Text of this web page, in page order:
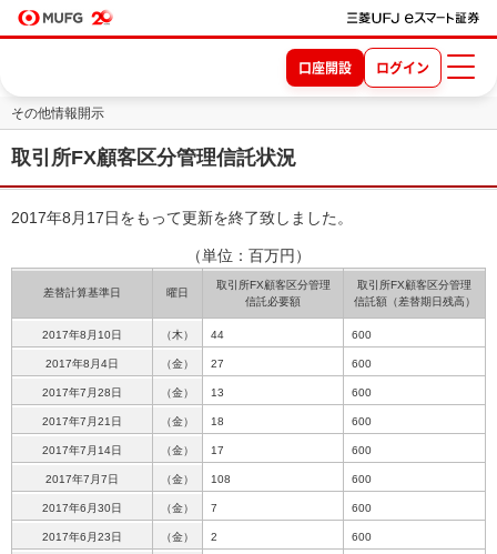
口座開設 ログイン
その他情報開示
取引所FX顧客区分管理信託状況
2017年8月17日をもって更新を終了致しました。
（単位：百万円）
差替計算基準日 曜日
取引所FX顧客区分管理
信託必要額
取引所FX顧客区分管理
信託額（差替期日残高）
2017年8月10日 （木） 44 600
2017年8月4日 （金） 27 600
2017年7月28日 （金） 13 600
2017年7月21日 （金） 18 600
2017年7月14日 （金） 17 600
2017年7月7日 （金） 108 600
2017年6月30日 （金） 7 600
2017年6月23日 （金） 2 600